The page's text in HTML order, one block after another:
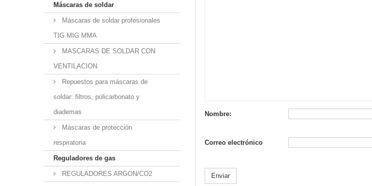
Máscaras de soldar
Máscaras de soldar profesionales
TIG MIG MMA
MASCARAS DE SOLDAR CON
VENTILACION
Repuestos para máscaras de
soldar: filtros, policarbonato y
diademas
Máscaras de protección
respiratoria
Reguladores de gas
REGULADORES ARGON/CO2
Nombre:
Correo electrónico
Enviar